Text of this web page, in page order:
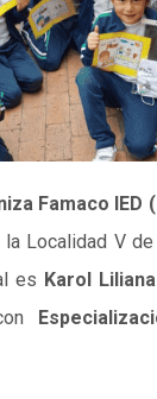
Famaco IED
Localidad V
es Karol